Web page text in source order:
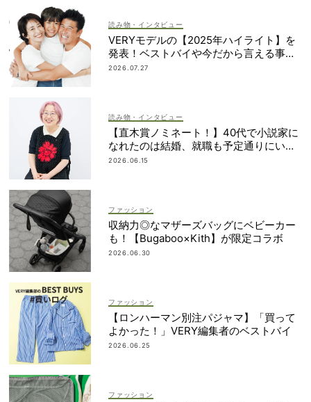
読み物・インタビュー
VERYモデルの【2025年ハイライト】を
発表！ベストバイや今だから言える事件
簿も大公開
2026.07.27
読み物・インタビュー
【直木賞ノミネート！】40代で小説家に
なれたのは結婚、就職も予定通りにいか
なかったから｜朝倉かすみさん
2026.06.15
ファッション
収納力◎なマザーズバッグにベビーカー
も！【Bugaboo×Kith】が限定コラボ
2026.06.30
ファッション
【ロンハーマン別注パジャマ】「買って
よかった！」VERY編集者のベストバイ
2026.06.25
ファッション